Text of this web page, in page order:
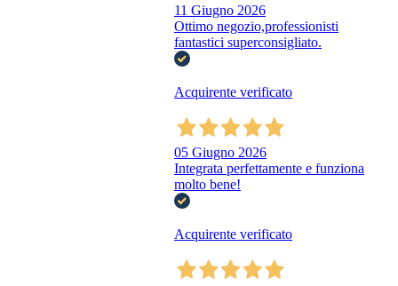
11 Giugno 2026
Ottimo negozio,professionisti
fantastici superconsigliato.
Acquirente verificato
05 Giugno 2026
Integrata perfettamente e funziona
molto bene!
Acquirente verificato